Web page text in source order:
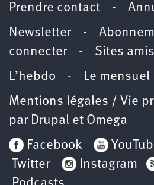
Prendre contact -
Newsletter -
connecter- Sites amis
L’hebdo - Le mensuel
Mentions légales / Vie
par Drupal et Omega
Facebook
Twitter
Instagram